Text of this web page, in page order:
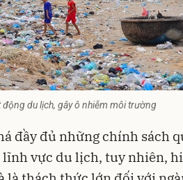
du lịch, gây ô nhiễm môi trường
đầy đủ những chính sách
vực du lịch, tuy nhiên,